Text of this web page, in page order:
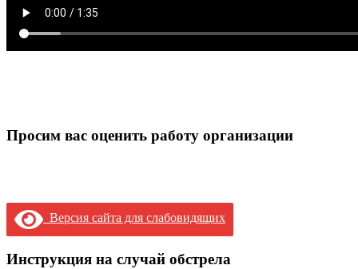
Просим вас оценить работу организации
Версия сайта для слабовидящих
Инструкция на случай обстрела